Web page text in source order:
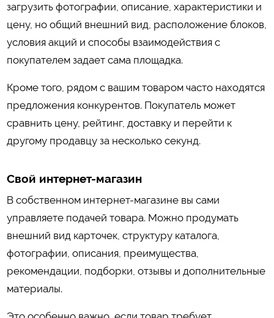
загрузить фотографии, описание, характеристики и
цену, но общий внешний вид, расположение блоков,
условия акций и способы взаимодействия с
покупателем задает сама площадка.
Кроме того, рядом с вашим товаром часто находятся
предложения конкурентов. Покупатель может
сравнить цену, рейтинг, доставку и перейти к
другому продавцу за несколько секунд.
Свой интернет-магазин
В собственном интернет-магазине вы сами
управляете подачей товара. Можно продумать
внешний вид карточек, структуру каталога,
фотографии, описания, преимущества,
рекомендации, подборки, отзывы и дополнительные
материалы.